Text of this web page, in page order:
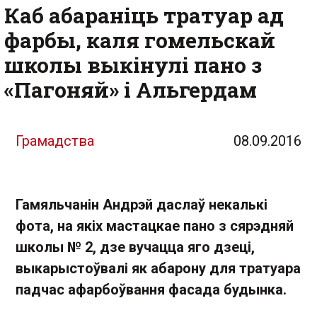
Каб абараніць тратуар ад
фарбы, каля гомельскай
школы выкінулі пано з
«Пагоняй» і Альгердам
Грамадства 08.09.2016
Гамяльчанін Андрэй даслаў некалькі
фота, на якіх мастацкае пано з сярэдняй
школы № 2, дзе вучацца яго дзеці,
выкарыстоўвалі як абарону для тратуара
падчас афарбоўвання фасада будынка.